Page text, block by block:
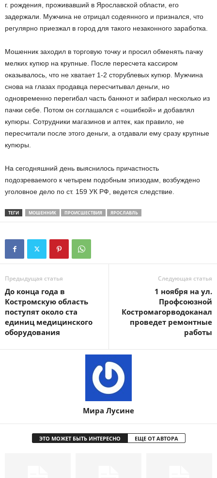
г. рождения, проживавший в Ярославской области, его
задержали. Мужчина не отрицал содеянного и признался, что
регулярно приезжал в город для такого незаконного заработка.
Мошенник заходил в торговую точку и просил обменять пачку
мелких купюр на крупные. После пересчета кассиром
оказывалось, что не хватает 1-2 сторублевых купюр. Мужчина
снова на глазах продавца пересчитывал деньги, но
одновременно перегибал часть банкнот и забирал несколько из
пачки себе. Потом он соглашался с «ошибкой» и добавлял
купюры. Сотрудники магазинов и аптек, как правило, не
пересчитали после этого деньги, а отдавали ему сразу крупные
купюры.
На сегодняшний день выяснилось причастность
подозреваемого к четырем подобным эпизодам, возбуждено
уголовное дело по ст. 159 УК РФ, ведется следствие.
ТЕГИ МОШЕННИК ПРОИСШЕСТВИЯ ЯРОСЛАВЛЬ
Предыдущая статья
До конца года в
Костромскую область
поступят около ста
единиц медицинского
оборудования
Следующая статья
1 ноября на ул.
Профсоюзной
Костромагорводоканал
проведет ремонтные
работы
Мира Лусине
ЭТО МОЖЕТ БЫТЬ ИНТЕРЕСНО ЕЩЕ ОТ АВТОРА